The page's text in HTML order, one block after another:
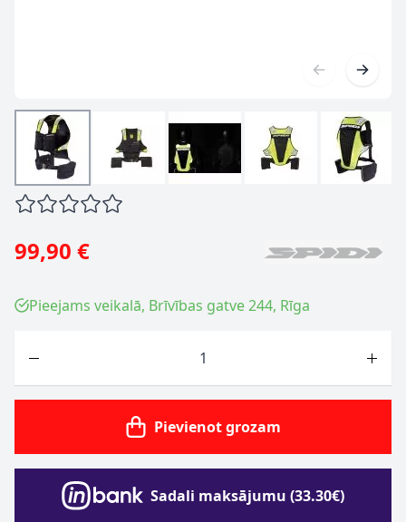
99,90 €
Pieejams veikalā, Brīvības gatve 244, Rīga
Pievienot grozam
Sadali maksājumu (33.30€)